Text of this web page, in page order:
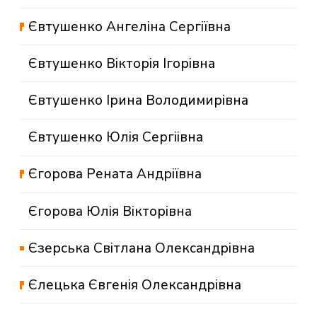
Євтушенко Ангеліна Сергіївна
Євтушенко Вікторія Ігорівна
Євтушенко Ірина Володимирівна
Євтушенко Юлія Сергіівна
Єгорова Рената Андріївна
Єгорова Юлія Вікторівна
Єзерська Світлана Олександрівна
Єлецька Євгенія Олександрівна